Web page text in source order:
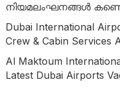
നിയമലംഘനങ്ങൾ
Dubai International
Crew & Cabin Services
Al Maktoum
Latest Dubai Airports